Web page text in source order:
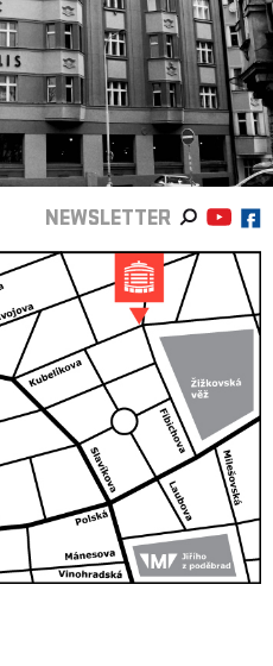
NEWSLETTER